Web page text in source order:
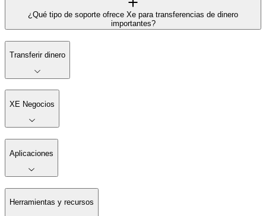
¿Qué tipo de soporte ofrece Xe para transferencias de dinero
importantes?
Transferir dinero
XE Negocios
Aplicaciones
Herramientas y recursos